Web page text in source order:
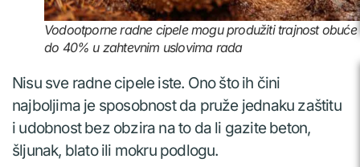
Vodootporne radne cipele mogu produžiti trajnost obuće
do 40% u zahtevnim uslovima rada
Nisu sve radne cipele iste. Ono što ih čini
najboljima je sposobnost da pruže jednaku zaštitu
i udobnost bez obzira na to da li gazite beton,
šljunak, blato ili mokru podlogu.